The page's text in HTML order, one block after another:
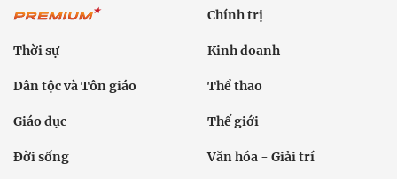
Chính trị
Thời sự Kinh doanh
Dân tộc và Tôn giáo Thể thao
Giáo dục Thế giới
Đời sống Văn hóa - Giải trí